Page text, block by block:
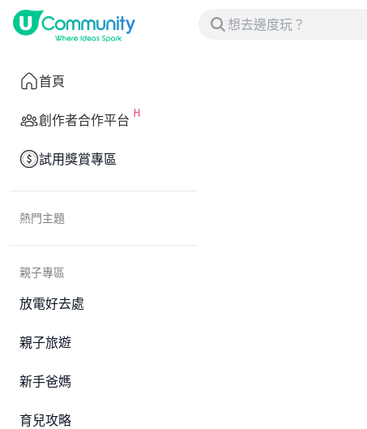
首頁
創作者合作平台
試用獎賞專區
熱門主題
親子專區
放電好去處
親子旅遊
新手爸媽
育兒攻略